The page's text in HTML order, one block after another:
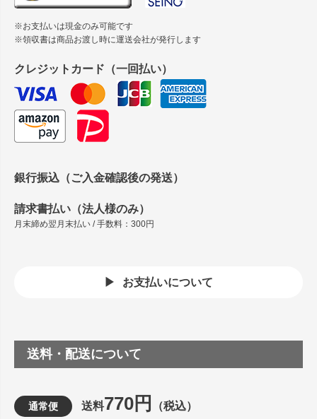
※お支払いは現金のみ可能です
※領収書は商品お渡し時に運送会社が発行します
クレジットカード（一回払い）
銀行振込（ご入金確認後の発送）
請求書払い（法人様のみ）
月末締め翌月末払い / 手数料：300円
お支払いについて
送料・配送について
通常便 送料770円 （税込）